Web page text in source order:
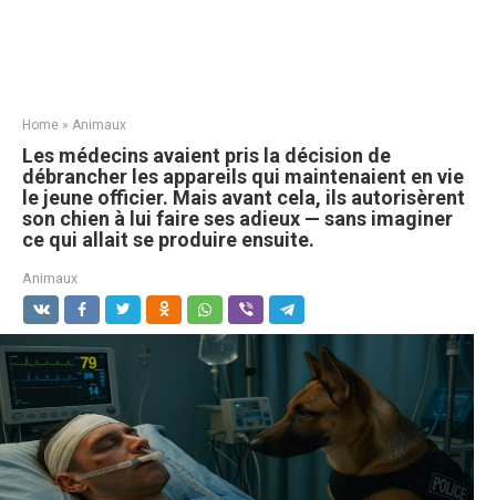
Home » Animaux
Les médecins avaient pris la décision de
débrancher les appareils qui maintenaient en vie
le jeune officier. Mais avant cela, ils autorisèrent
son chien à lui faire ses adieux — sans imaginer
ce qui allait se produire ensuite.
Animaux